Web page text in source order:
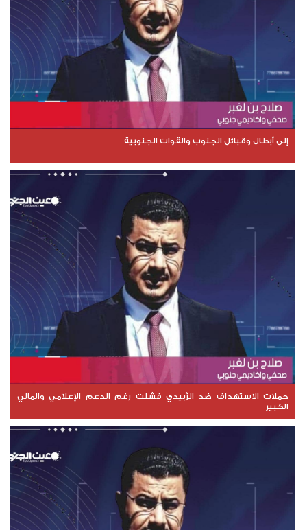
إلى أبطال وقبائل الجنوب والقوات الجنوبية
حملات الاستهداف ضد الزُبيدي فشلت رغم الدعم الإعلامي والمالي
الكبير